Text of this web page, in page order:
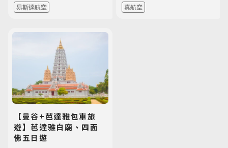
易斯達航空
真航空
【曼谷+芭達雅包車旅
遊】芭達雅白廟、四面
佛五日遊